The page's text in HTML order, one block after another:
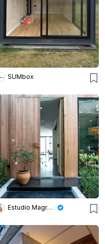
SUMbox
Estudio Magrane